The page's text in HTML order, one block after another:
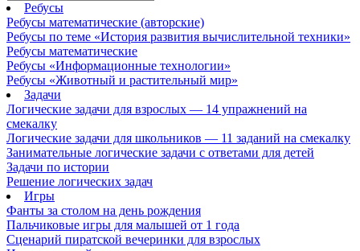
Ребусы
Ребусы математические (авторские)
Ребусы по теме «История развития вычислительной техники»
Ребусы математические
Ребусы «Информационные технологии»
Ребусы «Животный и растительный мир»
Задачи
Логические задачи для взрослых — 14 упражнений на
смекалку
Логические задачи для школьников — 11 заданий на смекалку
Занимательные логические задачи с ответами для детей
Задачи по истории
Решение логических задач
Игры
Фанты за столом на день рождения
Пальчиковые игры для малышей от 1 года
Сценарий пиратской вечеринки для взрослых